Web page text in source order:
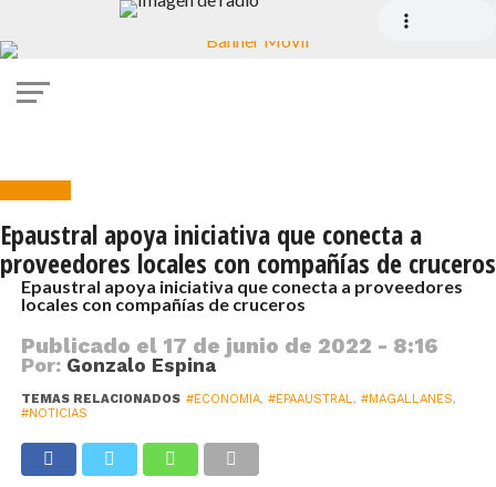
Noticias
Epaustral apoya iniciativa que conecta a
proveedores locales con compañías de cruceros
Epaustral apoya iniciativa que conecta a proveedores
locales con compañías de cruceros
Publicado el 17 de junio de 2022 - 8:16
Por: Gonzalo Espina
TEMAS RELACIONADOS #ECONOMIA, #EPAAUSTRAL, #MAGALLANES,
#NOTICIAS